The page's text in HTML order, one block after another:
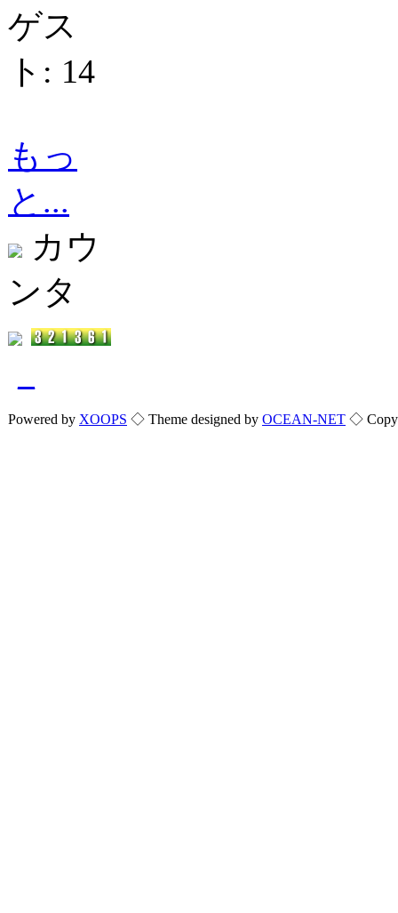
ゲス
ト: 14
もっ
と...
カウ
ンタ
Powered by XOOPS ◇ Theme designed by OCEAN-NET ◇